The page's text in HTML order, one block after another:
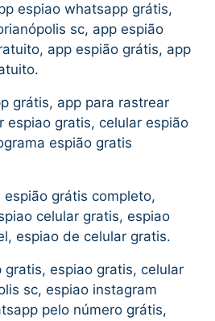
espiao whatsapp grátis,
sc, app espião
app espião grátis, app
grátis, app para rastrear
espiao gratis, celular espião
espião gratis
grátis completo,
celular gratis, espiao
espiao de celular gratis.
espiao gratis, celular
sc, espiao instagram
pelo número grátis,